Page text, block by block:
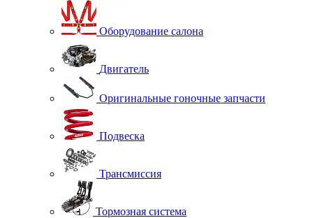
Оборудование салона
Двигатель
Оригинальные гоночные запчасти
Подвеска
Трансмиссия
Тормозная система